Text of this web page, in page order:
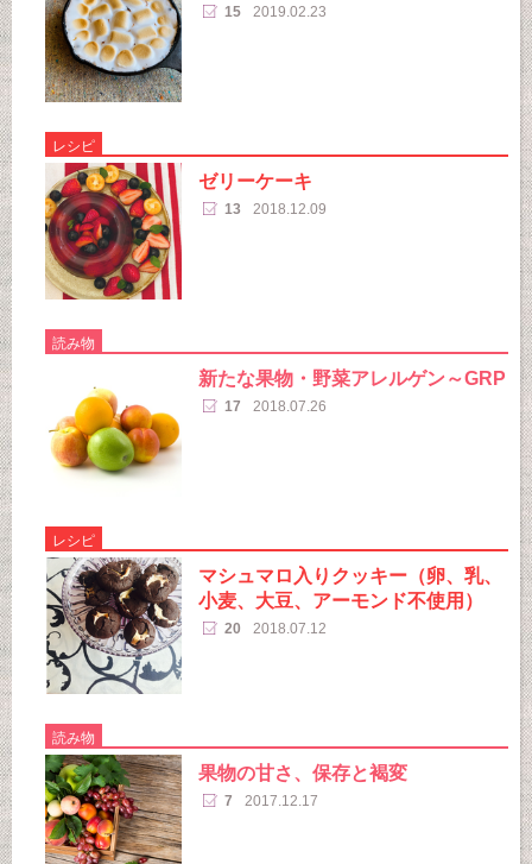
15 2019.02.23
レシピ
ゼリーケーキ
13 2018.12.09
読み物
新たな果物・野菜アレルゲン～GRP
17 2018.07.26
レシピ
マシュマロ入りクッキー（卵、乳、
小麦、大豆、アーモンド不使用）
20 2018.07.12
読み物
果物の甘さ、保存と褐変
7 2017.12.17